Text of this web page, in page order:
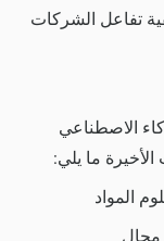
تفاعل الشركات
الاصطناعي
ما يلي:
المواد
مجال